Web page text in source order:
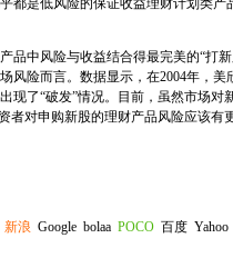
都是低风险的保证收益理财计划类
中风险与收益结合得最完美的“打新
风险而言。数据显示，在2004年，
现了“破发”情况。目前，虽然市场
者对申购新股的理财产品风险应该有
新浪 Google bolaa POCO 百度 Yahoo